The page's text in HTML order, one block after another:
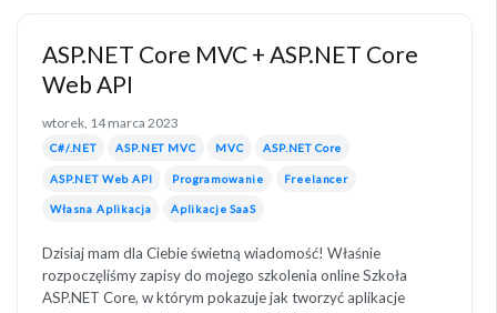
ASP.NET Core MVC + ASP.NET Core
Web API
wtorek, 14 marca 2023
C#/.NET ASP.NET MVC MVC ASP.NET Core
ASP.NET Web API Programowanie Freelancer
Własna Aplikacja Aplikacje SaaS
Dzisiaj mam dla Ciebie świetną wiadomość! Właśnie
rozpoczęliśmy zapisy do mojego szkolenia online Szkoła
ASP.NET Core, w którym pokazuje jak tworzyć aplikacje